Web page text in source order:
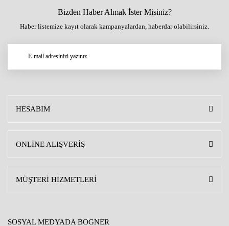
Bizden Haber Almak İster Misiniz?
Haber listemize kayıt olarak kampanyalardan, haberdar olabilirsiniz.
HESABIM
ONLİNE ALIŞVERİŞ
MÜŞTERİ HİZMETLERİ
SOSYAL MEDYADA BOGNER